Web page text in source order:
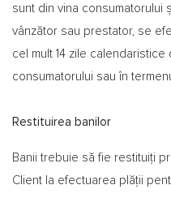
sunt din vina consumatorului
vânzător sau prestator, se
cel mult 14 zile
consumatorului sau în
Restituirea banilor
Banii trebuie să fie restituiți
Client la efectuarea plății